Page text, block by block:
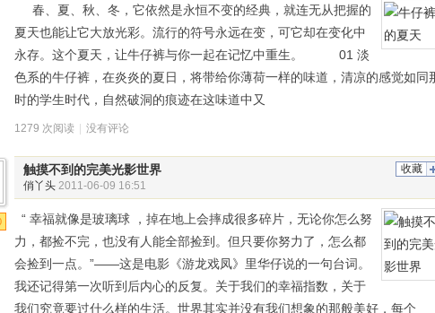
春、夏、秋、冬，它依然是永恒不变的经典，就连无从把握的
夏天也能让它大放光彩。流行的符号永远在变，可它却在变化中
永存。这个夏天，让牛仔裤与你一起在记忆中重生。 01 淡
色系的牛仔裤，在炎炎的夏日，将带给你薄荷一样的味道，清凉的感觉如同
时的学生时代，自然破洞的痕迹在这味道中又
1279 次阅读 没有评论
收藏
触摸不到的完美光影世界
俏丫头 2011-06-09 16:51
“ 幸福就像是玻璃球 ，掉在地上会摔成很多碎片，无论你怎么努
力，都捡不完，也没有人能全部捡到。但只要你努力了，怎么都
会捡到一点。”——这是电影《游龙戏凤》里华仔说的一句台词。
我还记得第一次听到后内心的反复。关于我们的幸福指数，关于
我们究竟要过什么样的生活。世界其实并没有我们想象的那般美好，每个